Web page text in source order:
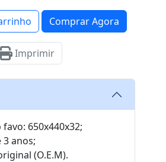
Comprar Agora
Imprimir
650x440x32;
3 anos;
(O.E.M).